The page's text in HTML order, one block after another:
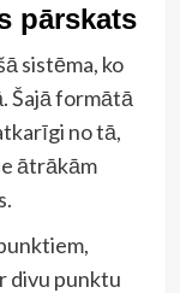
pārskats
sistēma, ko
Šajā formātā
no tā,
ātrākām
divu punktu